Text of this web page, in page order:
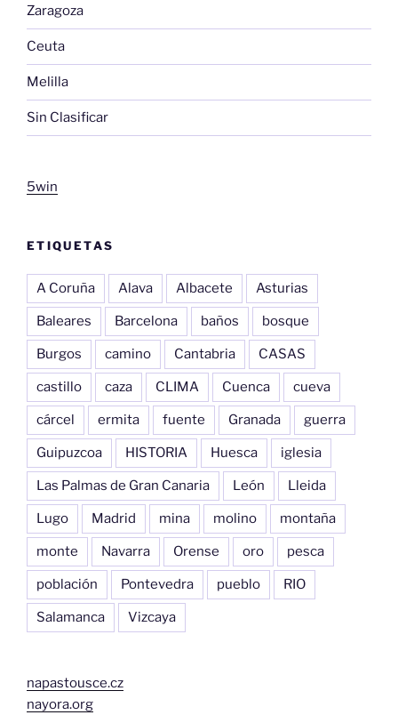
Zaragoza
Ceuta
Melilla
Sin Clasificar
5win
ETIQUETAS
A Coruña Alava Albacete Asturias
Baleares Barcelona baños bosque
Burgos camino Cantabria CASAS
castillo caza CLIMA Cuenca cueva
cárcel ermita fuente Granada guerra
Guipuzcoa HISTORIA Huesca iglesia
Las Palmas de Gran Canaria León Lleida
Lugo Madrid mina molino montaña
monte Navarra Orense oro pesca
población Pontevedra pueblo RIO
Salamanca Vizcaya
napastousce.cz
nayora.org